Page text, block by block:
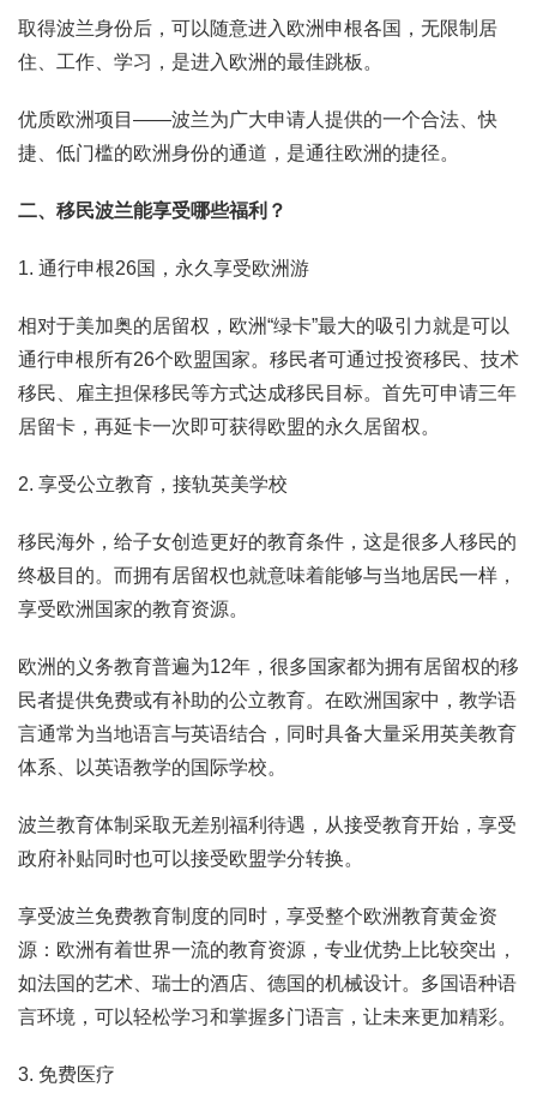
取得波兰身份后，可以随意进入欧洲申根各国，无限制居
住、工作、学习，是进入欧洲的最佳跳板。
优质欧洲项目——波兰为广大申请人提供的一个合法、快
捷、低门槛的欧洲身份的通道，是通往欧洲的捷径。
二、移民波兰能享受哪些福利？
1. 通行申根26国，永久享受欧洲游
相对于美加奥的居留权，欧洲“绿卡”最大的吸引力就是可以
通行申根所有26个欧盟国家。移民者可通过投资移民、技术
移民、雇主担保移民等方式达成移民目标。首先可申请三年
居留卡，再延卡一次即可获得欧盟的永久居留权。
2. 享受公立教育，接轨英美学校
移民海外，给子女创造更好的教育条件，这是很多人移民的
终极目的。而拥有居留权也就意味着能够与当地居民一样，
享受欧洲国家的教育资源。
欧洲的义务教育普遍为12年，很多国家都为拥有居留权的移
民者提供免费或有补助的公立教育。在欧洲国家中，教学语
言通常为当地语言与英语结合，同时具备大量采用英美教育
体系、以英语教学的国际学校。
波兰教育体制采取无差别福利待遇，从接受教育开始，享受
政府补贴同时也可以接受欧盟学分转换。
享受波兰免费教育制度的同时，享受整个欧洲教育黄金资
源：欧洲有着世界一流的教育资源，专业优势上比较突出，
如法国的艺术、瑞士的酒店、德国的机械设计。多国语种语
言环境，可以轻松学习和掌握多门语言，让未来更加精彩。
3. 免费医疗